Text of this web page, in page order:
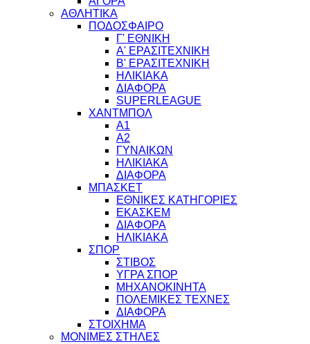
ΑΘΛΗΤΙΚΑ
ΠΟΔΟΣΦΑΙΡΟ
Γ' ΕΘΝΙΚΗ
Α' ΕΡΑΣΙΤΕΧΝΙΚΗ
Β' ΕΡΑΣΙΤΕΧΝΙΚΗ
ΗΛΙΚΙΑΚΑ
ΔΙΑΦΟΡΑ
SUPERLEAGUE
ΧΑΝΤΜΠΟΛ
Α1
Α2
ΓΥΝΑΙΚΩΝ
ΗΛΙΚΙΑΚΑ
ΔΙΑΦΟΡΑ
ΜΠΑΣΚΕΤ
ΕΘΝΙΚΕΣ ΚΑΤΗΓΟΡΙΕΣ
ΕΚΑΣΚΕΜ
ΔΙΑΦΟΡΑ
ΗΛΙΚΙΑΚΑ
ΣΠΟΡ
ΣΤΙΒΟΣ
ΥΓΡΑ ΣΠΟΡ
ΜΗΧΑΝΟΚΙΝΗΤΑ
ΠΟΛΕΜΙΚΕΣ ΤΕΧΝΕΣ
ΔΙΑΦΟΡΑ
ΣΤΟΙΧΗΜΑ
ΜΟΝΙΜΕΣ ΣΤΗΛΕΣ